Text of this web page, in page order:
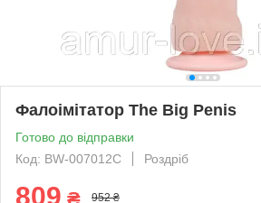
Фалоімітатор The Big Penis
Готово до відправки
Код: BW-007012C
Роздріб
809 952 ₴